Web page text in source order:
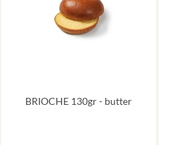
BRIOCHE 130gr - butter